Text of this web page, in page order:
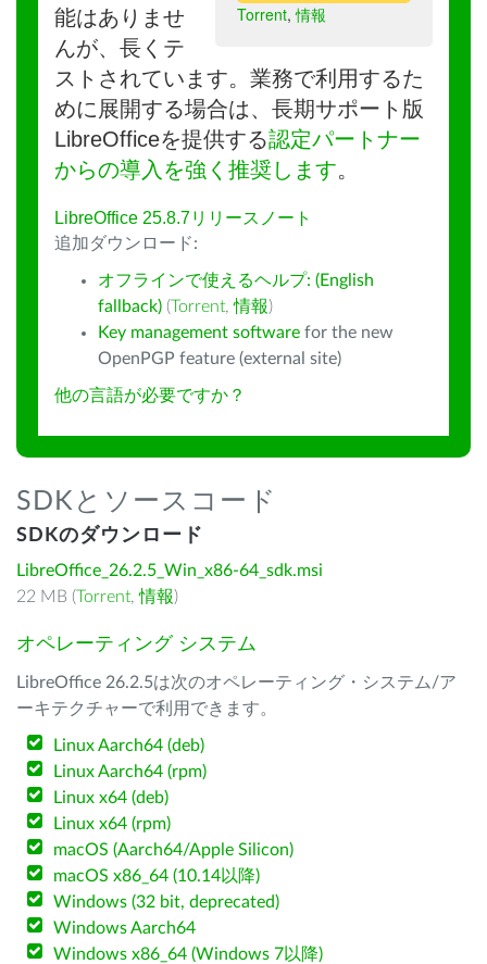
Torrent,情報
能はありませ
んが、長くテ
ストされています。業務で利用するた
めに展開する場合は、長期サポート版
LibreOfficeを提供する認定パートナー
からの導入を強く推奨します。
LibreOffice 25.8.7リリースノート
追加ダウンロード:
オフラインで使えるヘルプ: (English
fallback) (Torrent,情報)
Key management software for the new
OpenPGP feature (external site)
他の言語が必要ですか？
SDKとソースコード
SDKのダウンロード
LibreOffice_26.2.5_Win_x86-64_sdk.msi
22 MB (Torrent,情報)
オペレーティング システム
LibreOffice 26.2.5は次のオペレーティング・システム/ア
ーキテクチャーで利用できます。
Linux Aarch64 (deb)
Linux Aarch64 (rpm)
Linux x64 (deb)
Linux x64 (rpm)
macOS (Aarch64/Apple Silicon)
macOS x86_64 (10.14以降)
Windows (32 bit, deprecated)
Windows Aarch64
Windows x86_64 (Windows 7以降)